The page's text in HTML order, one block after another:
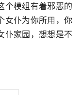
个模组有着邪恶的
女仆为你所用，你
仆家园，想想是不